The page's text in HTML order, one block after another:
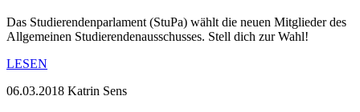
Das Studierendenparlament (StuPa) wählt die neuen Mitglieder des
Allgemeinen Studierendenausschusses. Stell dich zur Wahl!
LESEN
06.03.2018 Katrin Sens